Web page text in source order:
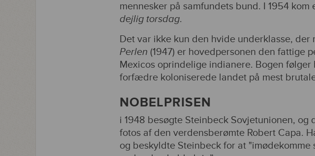
mennesker på samfundets bund. I 1954
dejlig torsdag.
Det var ikke kun den hvide underklasse, der
Perlen (1947) er hovedpersonen den fattige
Mexicos oprindelige indianere. Bogen
forfædre koloniserede landet på mest
NOBELPRISEN
i 1948 besøgte Steinbeck Sovjetunionen, og
fotos af den verdensberømte Robert Capa.
og beskyldte Steinbeck for at